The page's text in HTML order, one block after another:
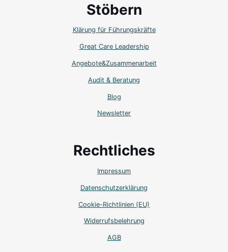
Stöbern
Klärung für Führungskräfte
Great Care Leadership
Angebote&Zusammenarbeit
Audit & Beratung
Blog
Newsletter
Rechtliches
Impressum
Datenschutzerklärung
Cookie-Richtlinien (EU)
Widerrufsbelehrung
AGB